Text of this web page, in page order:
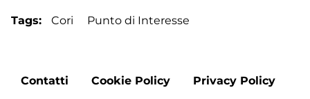
Tags Cori Punto di Interesse
Footer
Contatti Cookie Policy Privacy Policy